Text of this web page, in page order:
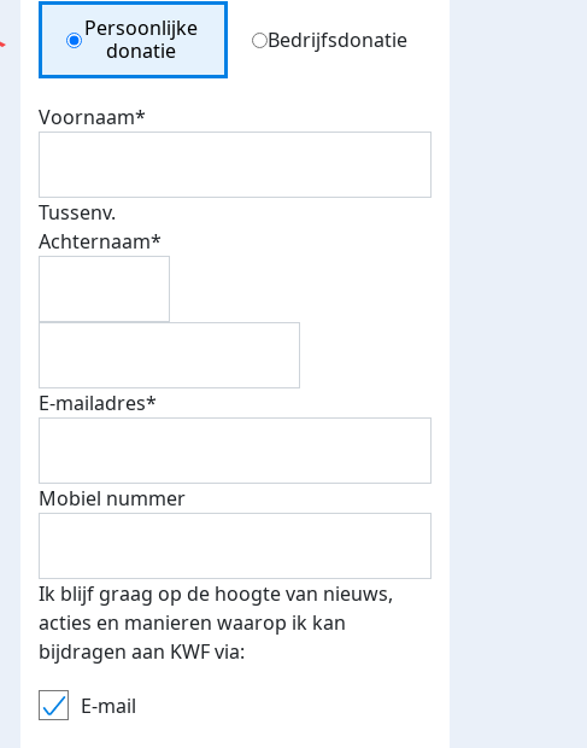
E-mails verstuurd
€500 euro opgehaald: t-shirt
Donation Type
Persoonlijke
donatie
Bedrijfsdonatie
Voornaam*
Tussenv.
Achternaam*
E-mailadres*
Mobiel nummer
Ik blijf graag op de hoogte van nieuws,
acties en manieren waarop ik kan
bijdragen aan KWF via:
E-mail